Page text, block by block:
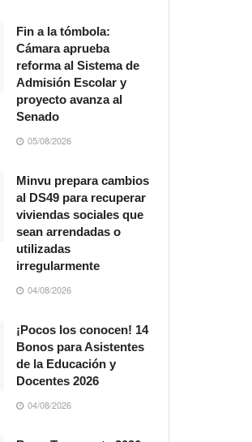
Fin a la tómbola:
Cámara aprueba
reforma al Sistema de
Admisión Escolar y
proyecto avanza al
Senado
05/08/2026
Minvu prepara cambios
al DS49 para recuperar
viviendas sociales que
sean arrendadas o
utilizadas
irregularmente
04/08/2026
¡Pocos los conocen! 14
Bonos para Asistentes
de la Educación y
Docentes 2026
04/08/2026